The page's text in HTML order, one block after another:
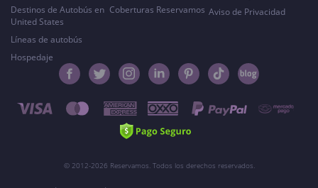
Destinos de Autobús en
United States
Líneas de autobús
Hospedaje
Coberturas Reservamos Aviso de Privacidad
© 2012-2026 Reservamos. Todos los derechos reservados.